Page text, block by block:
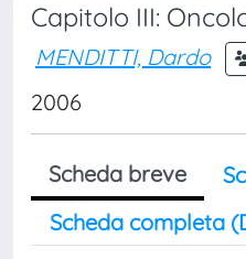
Capitolo III:
MENDITTI, Dardo
2006
Scheda breve
Scheda completa